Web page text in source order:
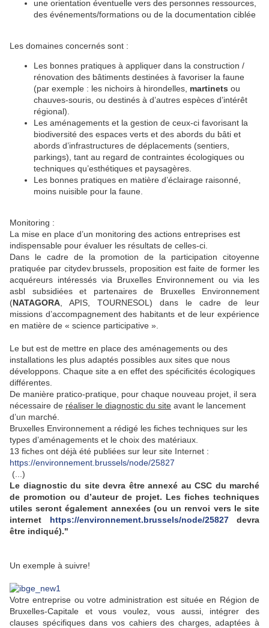
une orientation éventuelle vers des personnes ressources,
des événements/formations ou de la documentation ciblée
Les domaines concernés sont :
Les bonnes pratiques à appliquer dans la construction /
rénovation des bâtiments destinées à favoriser la faune
(par exemple : les nichoirs à hirondelles, martinets ou
chauves-souris, ou destinés à d’autres espèces d’intérêt
régional).
Les aménagements et la gestion de ceux-ci favorisant la
biodiversité des espaces verts et des abords du bâti et
abords d’infrastructures de déplacements (sentiers,
parkings), tant au regard de contraintes écologiques ou
techniques qu’esthétiques et paysagères.
Les bonnes pratiques en matière d’éclairage raisonné,
moins nuisible pour la faune.
Monitoring :
La mise en place d’un monitoring des actions entreprises est
indispensable pour évaluer les résultats de celles-ci.
Dans le cadre de la promotion de la participation citoyenne
pratiquée par citydev.brussels, proposition est faite de former les
acquéreurs intéressés via Bruxelles Environnement ou via les
asbl subsidiées et partenaires de Bruxelles Environnement
(NATAGORA , APIS, TOURNESOL) dans le cadre de leur
missions d’accompagnement des habitants et de leur expérience
en matière de « science participative ».
Le but est de mettre en place des aménagements ou des
installations les plus adaptés possibles aux sites que nous
développons. Chaque site a en effet des spécificités écologiques
différentes.
De manière pratico-pratique, pour chaque nouveau projet, il sera
nécessaire de réaliser le diagnostic du site avant le lancement
d’un marché.
Bruxelles Environnement a rédigé les fiches techniques sur les
types d’aménagements et le choix des matériaux.
13 fiches ont déjà été publiées sur leur site Internet :
https://environnement.brussels/node/25827
(...)
Le diagnostic du site devra être annexé au CSC du marché
de promotion ou d’auteur de projet. Les fiches techniques
utiles seront également annexées (ou un renvoi vers le site
internet https://environnement.brussels/node/25827devra
être indiqué)."
Un exemple à suivre!
Votre entreprise ou votre administration est située en Région de
Bruxelles-Capitale et vous voulez, vous aussi, intégrer des
clauses spécifiques dans vos cahiers des charges, adaptées à